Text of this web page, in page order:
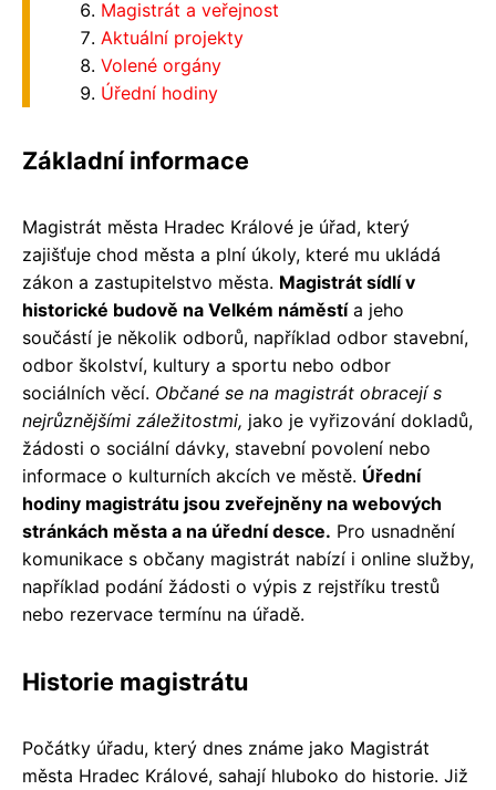
Magistrát a veřejnost
Aktuální projekty
Volené orgány
Úřední hodiny
Základní informace
Magistrát města Hradec Králové je úřad, který
zajišťuje chod města a plní úkoly, které mu ukládá
zákon a zastupitelstvo města. Magistrát sídlí v
historické budově na Velkém náměstía jeho
součástí je několik odborů, například odbor stavební,
odbor školství, kultury a sportu nebo odbor
sociálních věcí. Občané se na magistrát obracejí s
nejrůznějšími záležitostmi, jako je vyřizování dokladů,
žádosti o sociální dávky, stavební povolení nebo
informace o kulturních akcích ve městě. Úřední
hodiny magistrátu jsou zveřejněny na webových
stránkách města a na úřední desce. Pro usnadnění
komunikace s občany magistrát nabízí i online služby,
například podání žádosti o výpis z rejstříku trestů
nebo rezervace termínu na úřadě.
Historie magistrátu
Počátky úřadu, který dnes známe jako Magistrát
města Hradec Králové, sahají hluboko do historie. Již